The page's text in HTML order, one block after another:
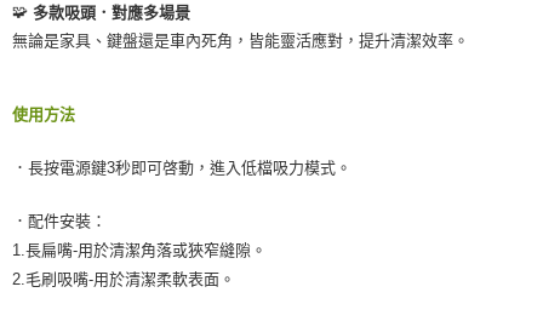
🧩 多款吸頭．對應多場景
無論是家具、鍵盤還是車內死角，皆能靈活應對，提升清潔效率。
使用方法
．長按電源鍵3秒即可啓動，進入低檔吸力模式。
．配件安裝：
1.長扁嘴-用於清潔角落或狹窄縫隙。
2.毛刷吸嘴-用於清潔柔軟表面。